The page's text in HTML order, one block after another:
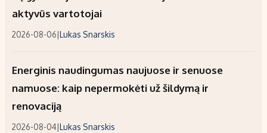
aktyvūs vartotojai
2026-08-06 Lukas Snarskis
Energinis naudingumas naujuose ir senuose
namuose: kaip nepermokėti už šildymą ir
renovaciją
2026-08-04 Lukas Snarskis